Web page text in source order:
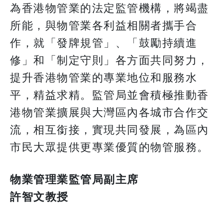
為香港物管業的法定監管機構，將竭盡
所能，與物管業各利益相關者攜手合
作，就「發牌規管」、「鼓勵持續進
修」和「制定守則」各方面共同努力，
提升香港物管業的專業地位和服務水
平，精益求精。監管局並會積極推動香
港物管業擴展與大灣區內各城市合作交
流，相互銜接，實現共同發展，為區內
市民大眾提供更專業優質的物管服務。
物業管理業監管局副主席
許智文教授